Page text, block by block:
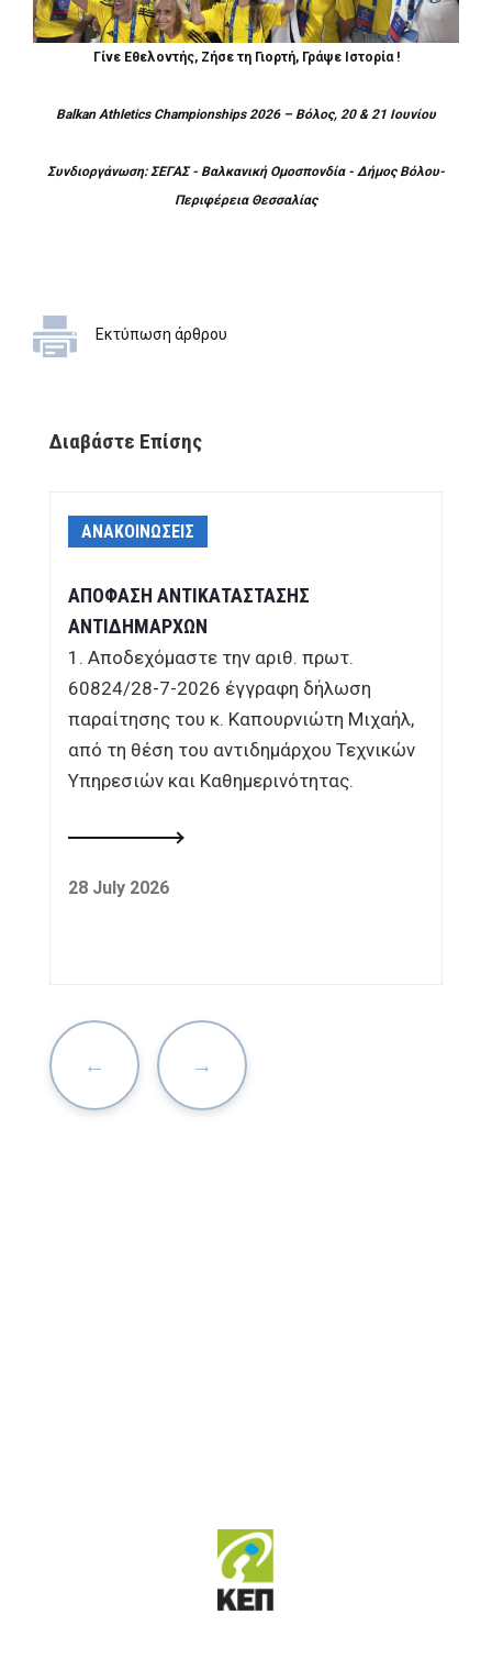
Γίνε Εθελοντής, Ζήσε τη Γιορτή, Γράψε Ιστορία !
Balkan Athletics Championships 2026 – Βόλος, 20 & 21 Ιουνίου
Συνδιοργάνωση: ΣΕΓΑΣ - Βαλκανική Ομοσπονδία - Δήμος Βόλου-
Περιφέρεια Θεσσαλίας
Εκτύπωση άρθρου
Διαβάστε Επίσης
ΑΝΑΚΟΙΝΩΣΕΙΣ
ΑΠΟΦΑΣΗ ΑΝΤΙΚΑΤΑΣΤΑΣΗΣ
ΑΝΤΙΔΗΜΑΡΧΩΝ
1. Αποδεχόμαστε την αριθ. πρωτ.
60824/28-7-2026 έγγραφη δήλωση
παραίτησης του κ. Καπουρνιώτη Μιχαήλ,
από τη θέση του αντιδημάρχου Τεχνικών
Υπηρεσιών και Καθημερινότητας.
28 July 2026